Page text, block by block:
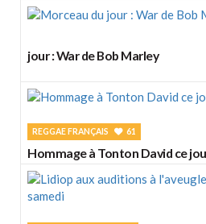
jour : War de Bob Marley
REGGAE FRANÇAIS 61
Hommage à Tonton David ce